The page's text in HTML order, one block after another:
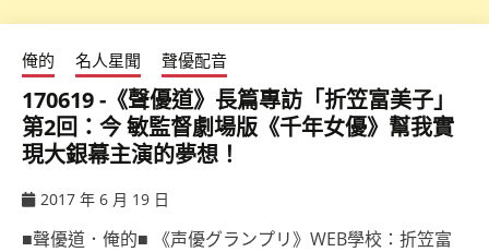
俺的 名人星聞 聲優配音
170619 -《聲優道》長篇專訪「折笠富美子」
第2回：今 敏監督劇場版《千年女優》幫我實
現大銀幕主演的夢想！
2017 年 6 月 19 日
■聲優道．俺的■ 《声優グランプリ》WEB學校：折笠富